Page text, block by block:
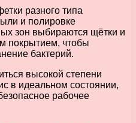
разного типа
и полировке
зон выбираются щётки и
покрытием, чтобы
бактерий.
высокой степени
в идеальном состоянии,
рабочее